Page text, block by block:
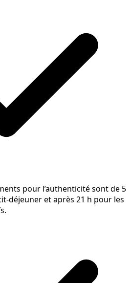
pour l’authenticité sont de 5
déjeuner et après 21 h pour les